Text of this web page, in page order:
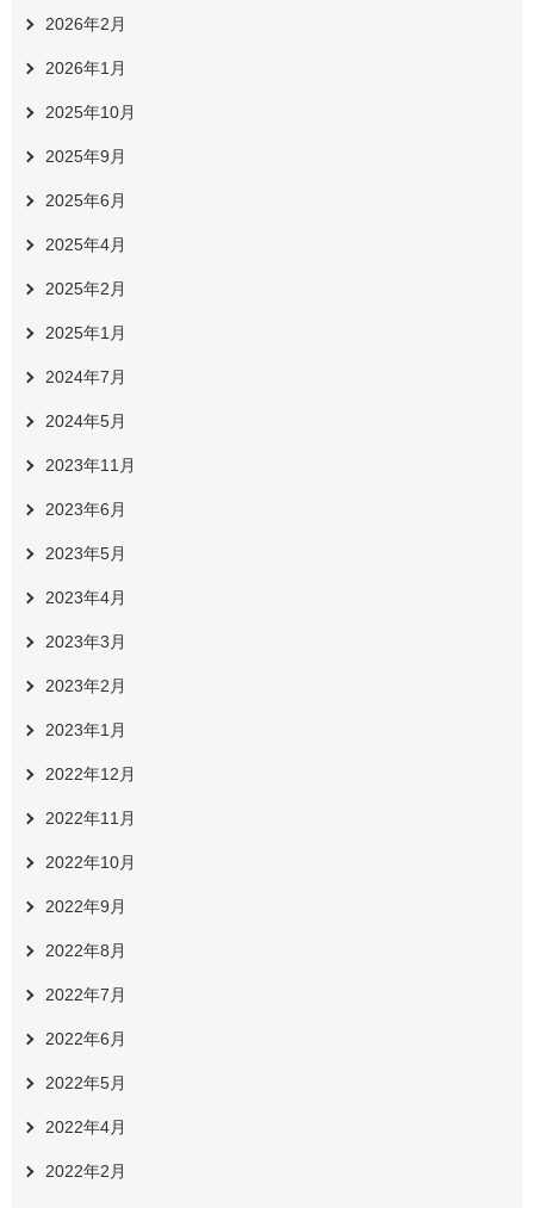
2026年2月
2026年1月
2025年10月
2025年9月
2025年6月
2025年4月
2025年2月
2025年1月
2024年7月
2024年5月
2023年11月
2023年6月
2023年5月
2023年4月
2023年3月
2023年2月
2023年1月
2022年12月
2022年11月
2022年10月
2022年9月
2022年8月
2022年7月
2022年6月
2022年5月
2022年4月
2022年2月